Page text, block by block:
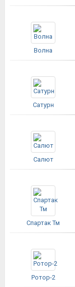
Волна
Сатурн
Салют
Спартак Тм
Ротор-2